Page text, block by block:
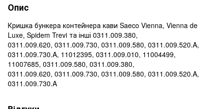
Опис
Кришка бункера контейнера кави Saeco Vienna, Vienna de
Luxe, Spidem Trevi та інші 0311.009.380,
0311.009.620, 0311.009.730, 0311.009.580, 0311.009.520.A,
0311.009.730.A, 11012395, 0311.009.010, 11004499,
11007685, 0311.009.580, 0311.009.380,
0311.009.620, 0311.009.730, 0311.009.580, 0311.009.520.A,
0311.009.730.A